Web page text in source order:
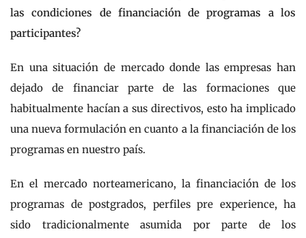
las condiciones de financiación de programas a los
participantes?
En una situación de mercado donde las empresas han
dejado de financiar parte de las formaciones que
habitualmente hacían a sus directivos, esto ha implicado
una nueva formulación en cuanto a la financiación de los
programas en nuestro país.
En el mercado norteamericano, la financiación de los
programas de postgrados, perfiles pre experience, ha
sido tradicionalmente asumida por parte de los